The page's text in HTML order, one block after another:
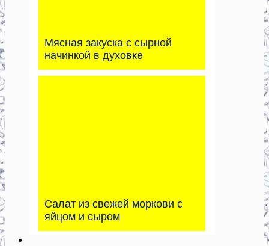
Мясная закуска с сырной
начинкой в духовке
Салат из свежей моркови с
яйцом и сыром